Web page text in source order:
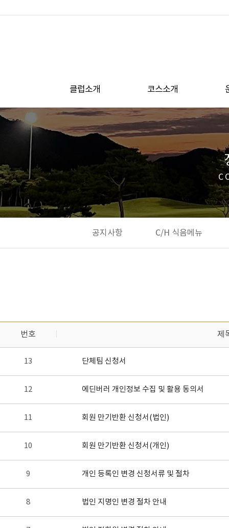
클럽소개 코스소개
공지사항 C/H 식음메뉴
번호 제
13 단체팀 신청서
12 에딘버러 개인정보 수집 및 활용 동의서
11 회원 만기반환 신청서(법인)
10 회원 만기반환 신청서(개인)
9 개인 등록인 변경 신청서류 및 절차
8 법인 지명인 변경 절차 안내